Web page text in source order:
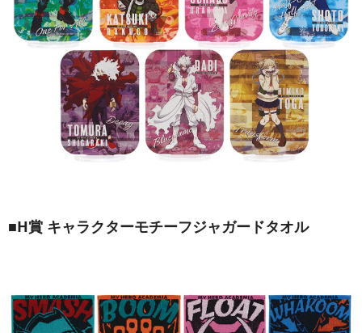
■H賞 キャラクターモチーフジャガードタオル